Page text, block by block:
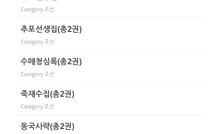
Category조선
추포선생집(총2권)
Category조선
수매청심록(총2권)
Category조선
죽재수집(총2권)
Category조선
동국사략(총2권)